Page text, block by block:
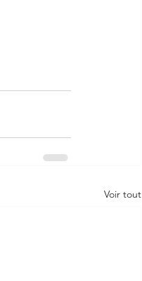
Voir tout